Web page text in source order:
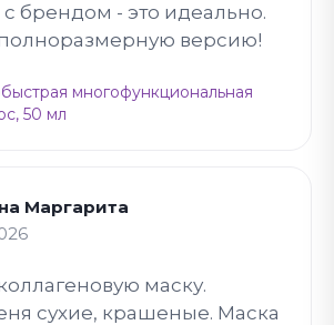
с брендом - это идеально.
полноразмерную версию!
многофункциональная
50 мл
Маргарита
маску.
сухие, крашеные. Маска